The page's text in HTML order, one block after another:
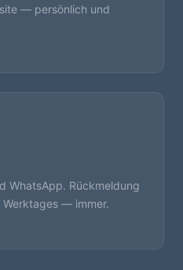
— persönlich und
WhatsApp. Rückmeldung
Werktages — immer.